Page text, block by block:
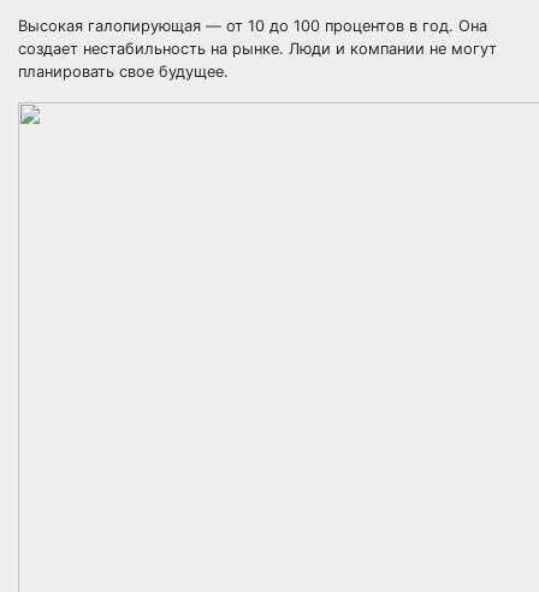
Высокая галопирующая — от 10 до 100 процентов в год. Она
создает нестабильность на рынке. Люди и компании не могут
планировать свое будущее.